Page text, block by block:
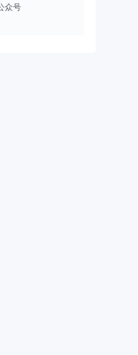
众号